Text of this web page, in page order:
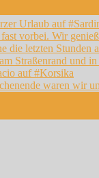
waren wir